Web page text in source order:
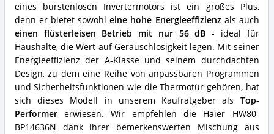
eines bürstenlosen Invertermotors ist ein großes Plus,
denn er bietet sowohleine hohe Energieeffizienzals auch
einen flüsterleisen Betrieb mit nur 56 dB - ideal für
Haushalte, die Wert auf Geräuschlosigkeit legen. Mit seiner
Energieeffizienz der A-Klasse und seinem durchdachten
Design, zu dem eine Reihe von anpassbaren Programmen
und Sicherheitsfunktionen wie die Thermotür gehören, hat
sich dieses Modell in unserem Kaufratgeber als Top-
Performererwiesen. Wir empfehlen die Haier HW80-
BP14636N dank ihrer bemerkenswerten Mischung aus